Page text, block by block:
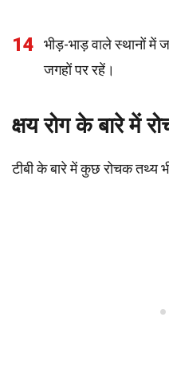
14
भीड़-भाड़ वाले स्थानों
जगहों पर रहें।
क्षय रोग के बारे में
टीबी के बारे में कुछ रोचक तथ्य